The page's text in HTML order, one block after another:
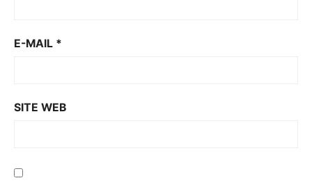
E-MAIL *
SITE WEB